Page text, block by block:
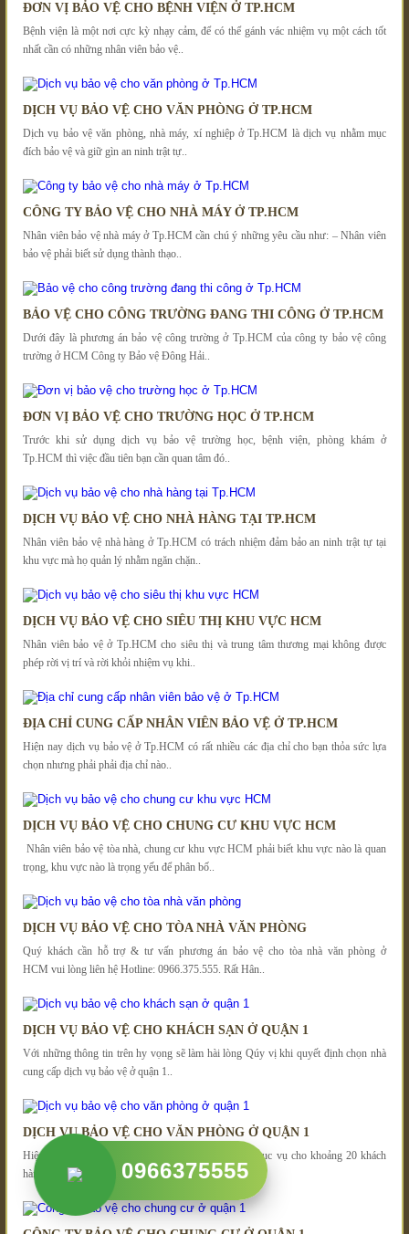
ĐƠN VỊ BẢO VỆ CHO BỆNH VIỆN Ở TP.HCM
Bệnh viện là một nơi cực kỳ nhạy cảm, để có thể gánh vác nhiệm vụ một cách tốt
nhất cần có những nhân viên bảo vệ..
DỊCH VỤ BẢO VỆ CHO VĂN PHÒNG Ở TP.HCM
Dịch vụ bảo vệ văn phòng, nhà máy, xí nghiệp ở Tp.HCM là dịch vụ nhằm mục
đích bảo vệ và giữ gìn an ninh trật tự..
CÔNG TY BẢO VỆ CHO NHÀ MÁY Ở TP.HCM
Nhân viên bảo vệ nhà máy ở Tp.HCM cần chú ý những yêu cầu như: – Nhân viên
bảo vệ phải biết sử dụng thành thạo..
BẢO VỆ CHO CÔNG TRƯỜNG ĐANG THI CÔNG Ở TP.HCM
Dưới đây là phương án bảo vệ công trường ở Tp.HCM của công ty bảo vệ công
trường ở HCM Công ty Bảo vệ Đông Hải..
ĐƠN VỊ BẢO VỆ CHO TRƯỜNG HỌC Ở TP.HCM
Trước khi sử dụng dịch vụ bảo vệ trường học, bệnh viện, phòng khám ở
Tp.HCM thì việc đầu tiên bạn cần quan tâm đó..
DỊCH VỤ BẢO VỆ CHO NHÀ HÀNG TẠI TP.HCM
Nhân viên bảo vệ nhà hàng ở Tp.HCM có trách nhiệm đảm bảo an ninh trật tự tại
khu vực mà họ quản lý nhằm ngăn chặn..
DỊCH VỤ BẢO VỆ CHO SIÊU THỊ KHU VỰC HCM
Nhân viên bảo vệ ở Tp.HCM cho siêu thị và trung tâm thương mại không được
phép rời vị trí và rời khỏi nhiệm vụ khi..
ĐỊA CHỈ CUNG CẤP NHÂN VIÊN BẢO VỆ Ở TP.HCM
Hiện nay dịch vụ bảo vệ ở Tp.HCM có rất nhiều các địa chỉ cho bạn thỏa sức lựa
chọn nhưng phải phải địa chỉ nào..
DỊCH VỤ BẢO VỆ CHO CHUNG CƯ KHU VỰC HCM
Nhân viên bảo vệ tòa nhà, chung cư khu vực HCM phải biết khu vực nào là quan
trọng, khu vực nào là trọng yếu để phân bố..
DỊCH VỤ BẢO VỆ CHO TÒA NHÀ VĂN PHÒNG
Quý khách cần hỗ trợ & tư vấn phương án bảo vệ cho tòa nhà văn phòng ở
HCM vui lòng liên hệ Hotline: 0966.375.555. Rất Hân..
DỊCH VỤ BẢO VỆ CHO KHÁCH SẠN Ở QUẬN 1
Với những thông tin trên hy vọng sẽ làm hài lòng Qúy vị khi quyết định chọn nhà
cung cấp dịch vụ bảo vệ ở quận 1..
DỊCH VỤ BẢO VỆ CHO VĂN PHÒNG Ở QUẬN 1
Hiện có văn phòng tại ở quận 1 Tp.HCM và đang phục vụ cho khoảng 20 khách
hàng tính riêng quận 1. Trong đó là rất nhiều..
0966375555